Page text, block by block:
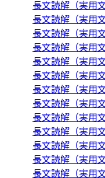
長文読解（実用
長文読解（実用
長文読解（実用
長文読解（実用
長文読解（実用
長文読解（実用
長文読解（実用
長文読解（実用
長文読解（実用
長文読解（実用
長文読解（実用
長文読解（実用
長文読解（実用